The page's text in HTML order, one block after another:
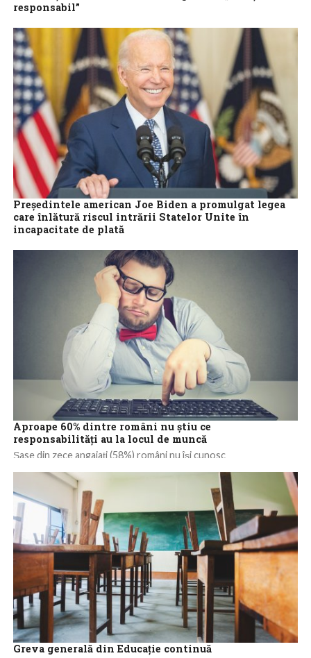
responsabil”
într-un dialog social „real şi responsabil”, precum şi revenirea la o
fiscalitate echilibrată...
Președintele american Joe Biden a promulgat legea
care înlătură riscul intrării Statelor Unite în
incapacitate de plată
preşedintele democrat american, Joe Biden, a promulgat
sâmbătă legea care înlătură riscul intrării SUA în...
Aproape 60% dintre români nu ştiu ce
responsabilităţi au la locul de muncă
Şase din zece angajaţi (58%) români nu îşi cunosc
sunt rar evaluaţi...
Greva generală din Educaţie continuă